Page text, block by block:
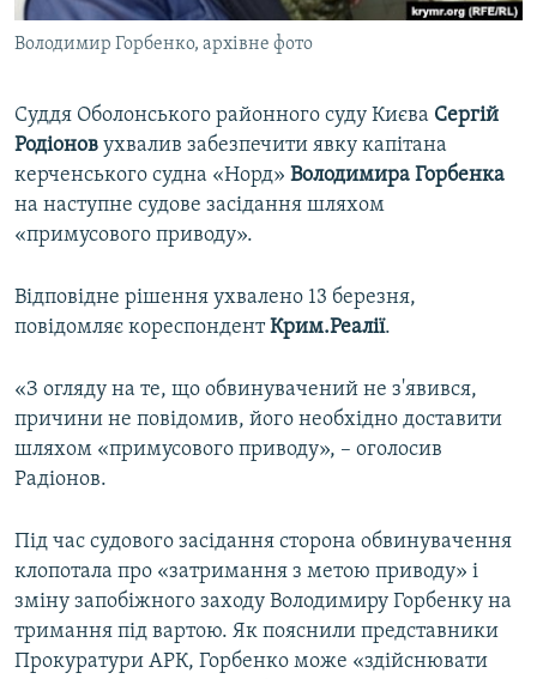
УКРАЇНСЬКА ПРОБЛЕМА КРИМУ
ІНФОГРАФІКА
ДОЛУЧАЙСЯ!
Усі сайти RFE/RL
Володимир Горбенко, архівне фото
Суддя Оболонського районного суду Києва Сергій
Родіонов ухвалив забезпечити явку капітана
керченського судна «Норд» Володимира Горбенка
на наступне судове засідання шляхом
«примусового приводу».
Відповідне рішення ухвалено 13 березня,
повідомляє кореспондентКрим.Реалії.
«З огляду на те, що обвинувачений не з'явився,
причини не повідомив, його необхідно доставити
шляхом «примусового приводу», – оголосив
Радіонов.
Під час судового засідання сторона обвинувачення
клопотала про «затримання з метою приводу» і
зміну запобіжного заходу Володимиру Горбенку на
тримання під вартою. Як пояснили представники
Прокуратури АРК, Горбенко може «здійснювати